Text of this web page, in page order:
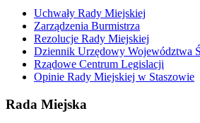
Uchwały Rady Miejskiej
Zarządzenia Burmistrza
Rezolucje Rady Miejskiej
Dziennik Urzędowy Województwa
Rządowe Centrum Legislacji
Opinie Rady Miejskiej w Staszowie
Rada Miejska